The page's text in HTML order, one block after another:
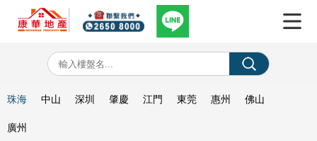
珠海 中山 深圳 肇慶 江門 東莞 惠州 佛山
廣州